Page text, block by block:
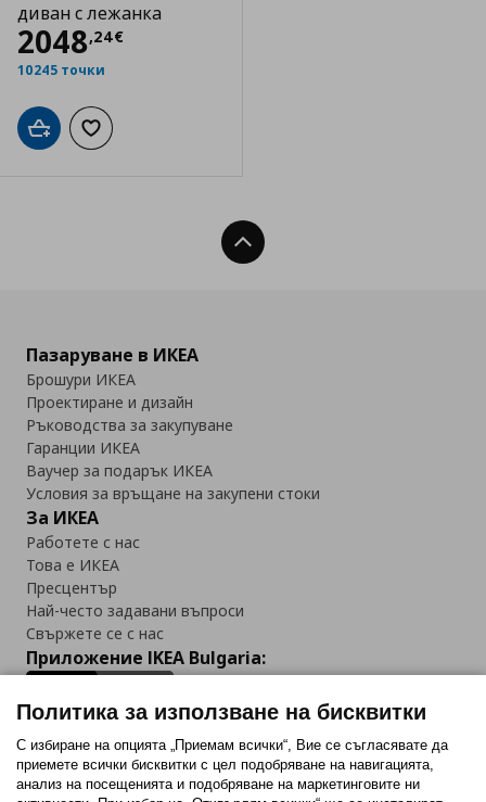
диван с лежанка
2048,24€
Цена2048,24 €
10245 точки
Добави в кошницата
Добави към списъка с любими
Нагоре
Пазаруване в ИКЕА
Брошури ИКЕА
Проектиране и дизайн
Ръководства за закупуване
Гаранции ИКЕА
Ваучер за подарък ИКЕА
Условия за връщане на закупени стоки
За ИКЕА
Работете с нас
Това е ИКЕА
Пресцентър
Най-често задавани въпроси
Свържете се с нас
Приложение IKEA Bulgaria:
Последвайте ни:
Политика за използване на бисквитки
С избиране на опцията „Приемам всички“, Вие се съгласявате да
приемете всички бисквитки с цел подобряване на навигацията,
анализ на посещенията и подобряване на маркетинговите ни